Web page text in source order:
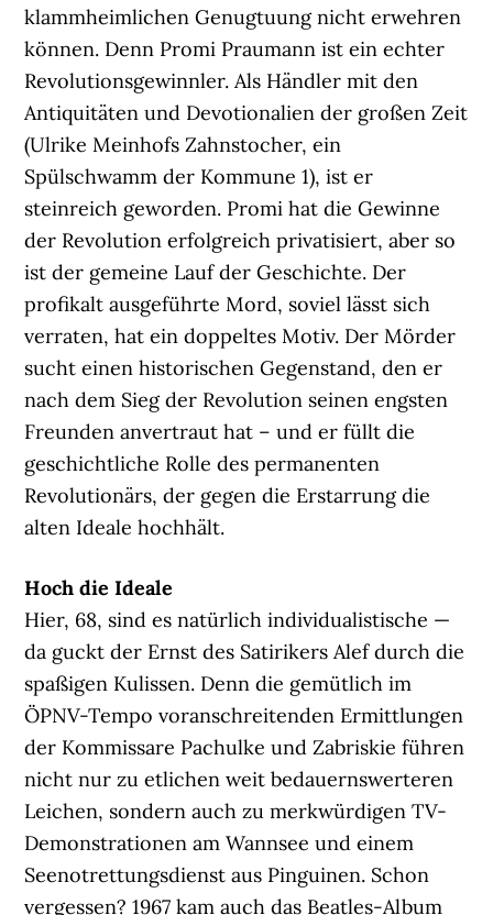
klammheimlichen Genugtuung nicht erwehren
können. Denn Promi Praumann ist ein echter
Revolutionsgewinnler. Als Händler mit den
Antiquitäten und Devotionalien der großen Zeit
(Ulrike Meinhofs Zahnstocher, ein
Spülschwamm der Kommune 1), ist er
steinreich geworden. Promi hat die Gewinne
der Revolution erfolgreich privatisiert, aber so
ist der gemeine Lauf der Geschichte. Der
profikalt ausgeführte Mord, soviel lässt sich
verraten, hat ein doppeltes Motiv. Der Mörder
sucht einen historischen Gegenstand, den er
nach dem Sieg der Revolution seinen engsten
Freunden anvertraut hat – und er füllt die
geschichtliche Rolle des permanenten
Revolutionärs, der gegen die Erstarrung die
alten Ideale hochhält.
Hoch die Ideale
Hier, 68, sind es natürlich individualistische —
da guckt der Ernst des Satirikers Alef durch die
spaßigen Kulissen. Denn die gemütlich im
ÖPNV-Tempo voranschreitenden Ermittlungen
der Kommissare Pachulke und Zabriskie führen
nicht nur zu etlichen weit bedauernswerteren
Leichen, sondern auch zu merkwürdigen TV-
Demonstrationen am Wannsee und einem
Seenotrettungsdienst aus Pinguinen. Schon
vergessen? 1967 kam auch das Beatles-Album